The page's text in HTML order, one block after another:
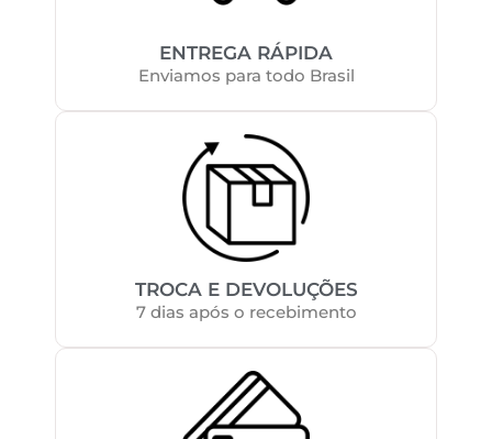
ENTREGA RÁPIDA
Enviamos para todo Brasil
TROCA E DEVOLUÇÕES
7 dias após o recebimento